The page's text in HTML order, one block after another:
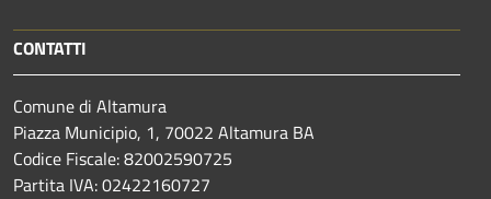
CONTATTI
Comune di Altamura
Piazza Municipio, 1, 70022 Altamura BA
Codice Fiscale: 82002590725
Partita IVA: 02422160727